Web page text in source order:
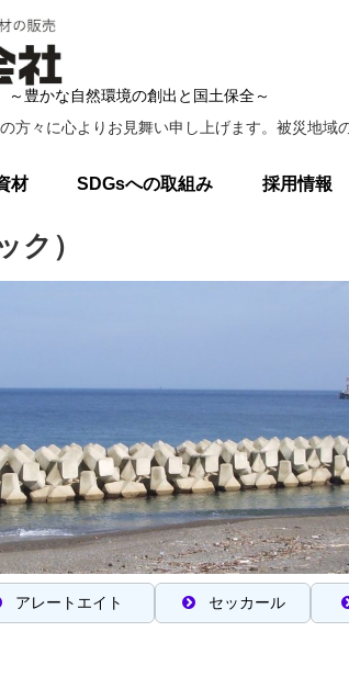
～豊かな自然環境の創出と国土保全～
方々に心よりお見舞い申し上げます。被災地域
材 SDGsへの取組み 採用情報
ご利用条件
ク）
アレートエイト セッカール